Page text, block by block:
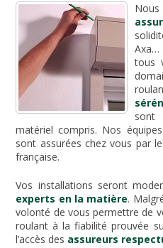
Axa…
tous
sont
matériel compris. Nos
sont assurées chez vous par
française.
Vos installations seront
experts en la matière.
volonté de vous permettre de
roulant à la fiabilité prouvée
l’accès des assureurs